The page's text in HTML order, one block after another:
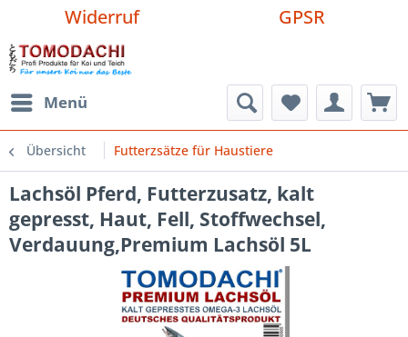
Widerruf GPSR
Menü
Übersicht Futterzsätze für Haustiere
Lachsöl Pferd, Futterzusatz, kalt
gepresst, Haut, Fell, Stoffwechsel,
Verdauung,Premium Lachsöl 5L